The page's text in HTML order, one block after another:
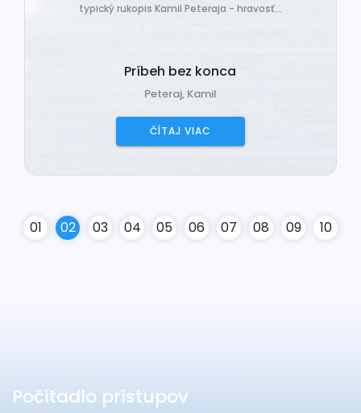
typický rukopis Kamil Peteraja - hravosť...
Príbeh bez konca
Peteraj, Kamil
ČÍTAJ VIAC
01 02 03 04 05 06 07 08 09 10
Počítadlo prístupov